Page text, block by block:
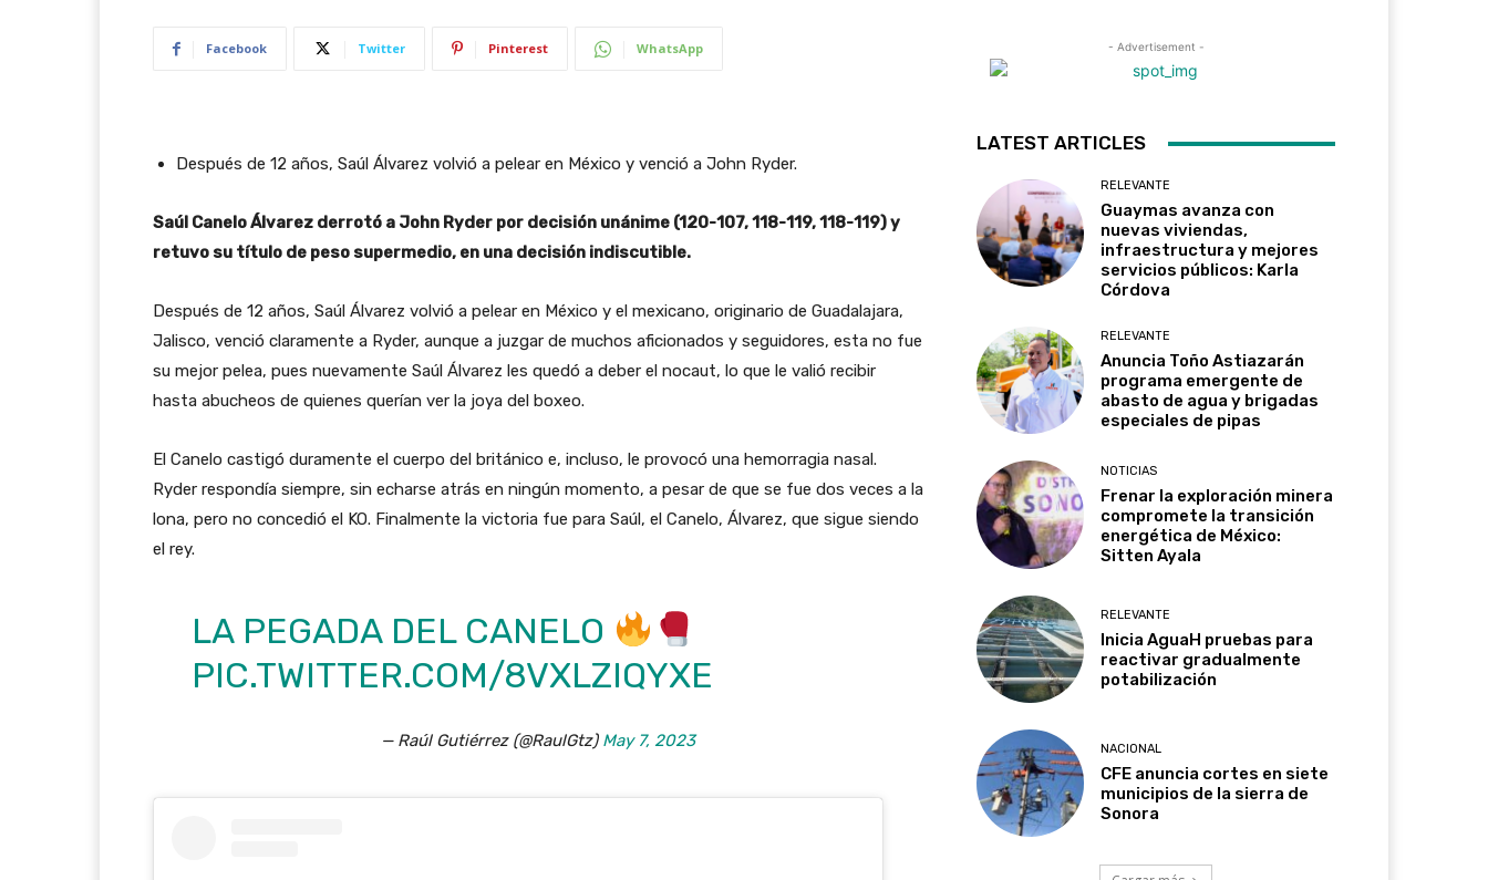
Facebook Twitter Pinterest WhatsApp
Después de 12 años, Saúl Álvarez volvió a pelear en México y venció a John Ryder.
Saúl Canelo Álvarez derrotó a John Ryder por decisión unánime (120-107, 118-119, 118-119) y
retuvo su título de peso supermedio, en una decisión indiscutible.
Después de 12 años, Saúl Álvarez volvió a pelear en México y el mexicano, originario de Guadalajara,
Jalisco, venció claramente a Ryder, aunque a juzgar de muchos aficionados y seguidores, esta no fue
su mejor pelea, pues nuevamente Saúl Álvarez les quedó a deber el nocaut, lo que le valió recibir
hasta abucheos de quienes querían ver la joya del boxeo.
El Canelo castigó duramente el cuerpo del británico e, incluso, le provocó una hemorragia nasal.
Ryder respondía siempre, sin echarse atrás en ningún momento, a pesar de que se fue dos veces a la
lona, pero no concedió el KO. Finalmente la victoria fue para Saúl, el Canelo, Álvarez, que sigue siendo
el rey.
LA PEGADA DEL CANELO
PIC.TWITTER.COM/8VXLZIQYXE
— Raúl Gutiérrez (@RaulGtz) May 7, 2023
- Advertisement -
LATEST ARTICLES
RELEVANTE
Guaymas avanza con
nuevas viviendas,
infraestructura y mejores
servicios públicos: Karla
Córdova
RELEVANTE
Anuncia Toño Astiazarán
programa emergente de
abasto de agua y brigadas
especiales de pipas
NOTICIAS
Frenar la exploración minera
compromete la transición
energética de México:
Sitten Ayala
RELEVANTE
Inicia AguaH pruebas para
reactivar gradualmente
potabilización
NACIONAL
CFE anuncia cortes en siete
municipios de la sierra de
Sonora